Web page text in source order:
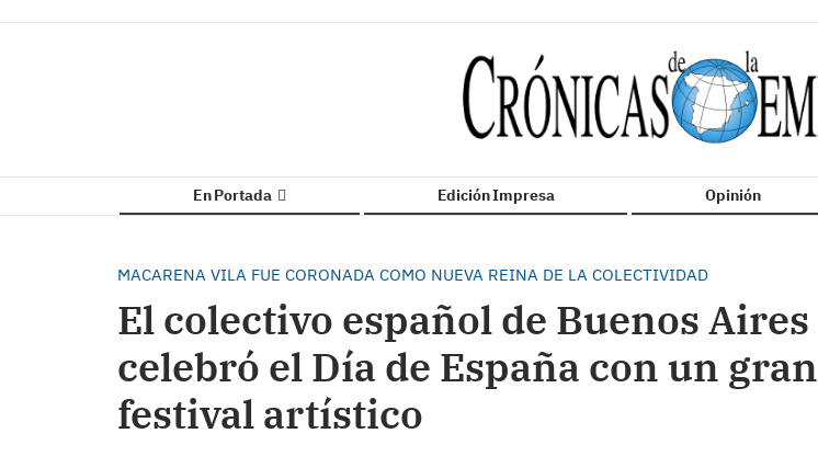
En Portada Edición Impresa Opinión
MACARENA VILA FUE CORONADA COMO NUEVA REINA DE LA COLECTIVIDAD
El colectivo español de Buenos Aires
celebró el Día de España con un gran
festival artístico